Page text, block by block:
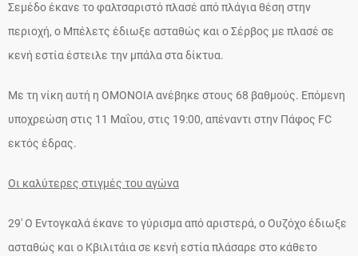
Σεμέδο έκανε το φαλτσαριστό πλασέ από πλάγια θέση στην
περιοχή, ο Μπέλετς έδιωξε ασταθώς και ο Σέρβος με πλασέ σε
κενή εστία έστειλε την μπάλα στα δίκτυα.
Με τη νίκη αυτή η ΟΜΟΝΟΙΑ ανέβηκε στους 68 βαθμούς. Επόμενη
υποχρεώση στις 11 Μαΐου, στις 19:00, απέναντι στην Πάφος FC
εκτός έδρας.
Οι καλύτερες στιγμές του αγώνα
29′ Ο Εντογκαλά έκανε το γύρισμα από αριστερά, ο Ουζόχο έδιωξε
ασταθώς και ο Κβιλιτάια σε κενή εστία πλάσαρε στο κάθετο